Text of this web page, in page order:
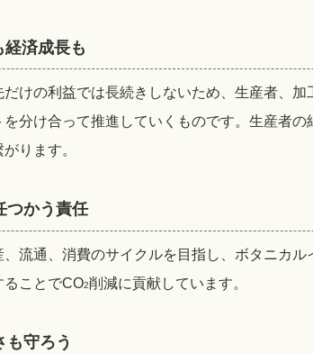
経済成長も
けの利益では長続きしないため、生産者、加
分け合って推進していくものです。生産者の
ります。
つかう責任
流通、消費のサイクルを目指し、ボタニカル
ることでCO2削減に貢献しています。
も守ろう